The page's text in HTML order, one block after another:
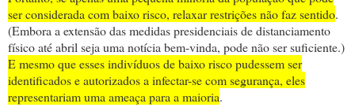
ser considerada com baixo risco, relaxar restrições não faz sentido.
(Embora a extensão das medidas presidenciais de distanciamento
físico até abril seja uma notícia bem-vinda, pode não ser suficiente.)
E mesmo que esses indivíduos de baixo risco pudessem ser
identificados e autorizados a infectar-se com segurança, eles
representariam uma ameaça para a maioria.